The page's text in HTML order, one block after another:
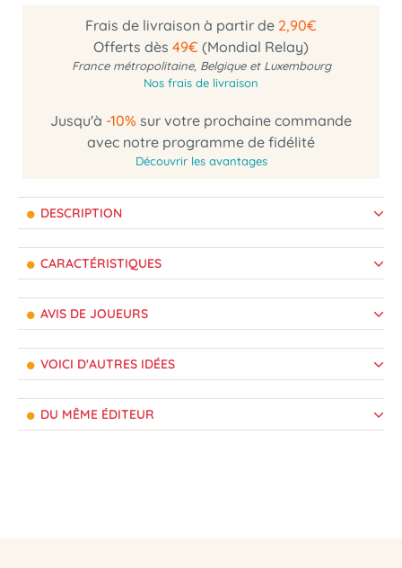
Frais de livraison à partir de 2,90€
Offerts dès 49€ (Mondial Relay)
France métropolitaine, Belgique et Luxembourg
Nos frais de livraison
Jusqu'à -10% sur votre prochaine commande
avec notre programme de fidélité
Découvrir les avantages
DESCRIPTION
CARACTÉRISTIQUES
AVIS DE JOUEURS
VOICI D'AUTRES IDÉES
DU MÊME ÉDITEUR